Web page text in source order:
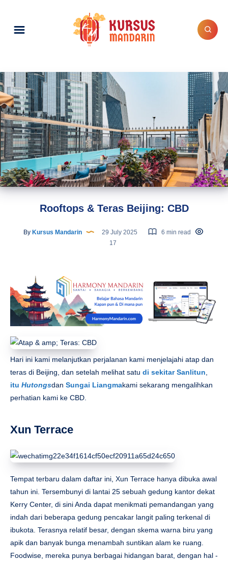
Rooftops & Teras Beijing: CBD
By Kursus Mandarin 29 July 2025
6 min read
17
Hari ini kami melanjutkan perjalanan kami menjelajahi atap dan
teras di Beijing, dan setelah melihat satu di sekitar Sanlitun
itu Hutongsdan Sungai Liangmakami sekarang mengalihkan
perhatian kami ke CBD.
Xun Terrace
Tempat terbaru dalam daftar ini, Xun Terrace hanya dibuka awal
tahun ini. Tersembunyi di lantai 25 sebuah gedung kantor dekat
Kerry Center, di sini Anda dapat menikmati pemandangan yang
indah dari beberapa gedung pencakar langit paling terkenal di
ibukota. Terasnya relatif besar, dengan skema warna biru yang
apik dan banyak bunga menambah suntikan alam ke ruang.
Foodwise, mereka punya berbagai hidangan barat, dengan hal -